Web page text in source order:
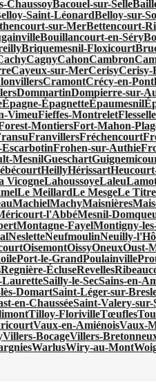
ChaussoyBacouel-sur-Selle
Saint-LéonardBelloy-sur-
sur-MerBettencourt-
Bouillancourt-en-Séry
Briquemesnil-Floxicourt
CagnyCahonCambron
Cayeux-sur-MerCerisyCerisy-
CramontCrécy-en-
DommartinDompierre-sur-
Épagne-ÉpagnetteÉpaumesnil
VimeuFieffes-Montrelet
MontiersFort-Mahon-
FranvillersFréchencourt
Frohen-sur-Authie
MesnilGueschart
HeillyHérissart
VicogneLahoussoyeLaleu
Le MeillardLe MesgeLe Titre
MachielMachyMaisnières
l'AbbéMesnil-
Montagne-FayelMontigny-
NesletteNeufmoulinNeuilly-
OisemontOissyOneuxOust-
Port-le-GrandPoulainville
Regnière-ÉcluseRevelles
LauretteSailly-le-SecSains-en-
DomartSaint-Léger-sur-
en-ChausséeSaint-Valery-sur-
Tilloy-FlorivilleTœufles
Vaux-en-AmiénoisVaux-
Villers-BocageVillers-
WarlusWiry-au-Mont